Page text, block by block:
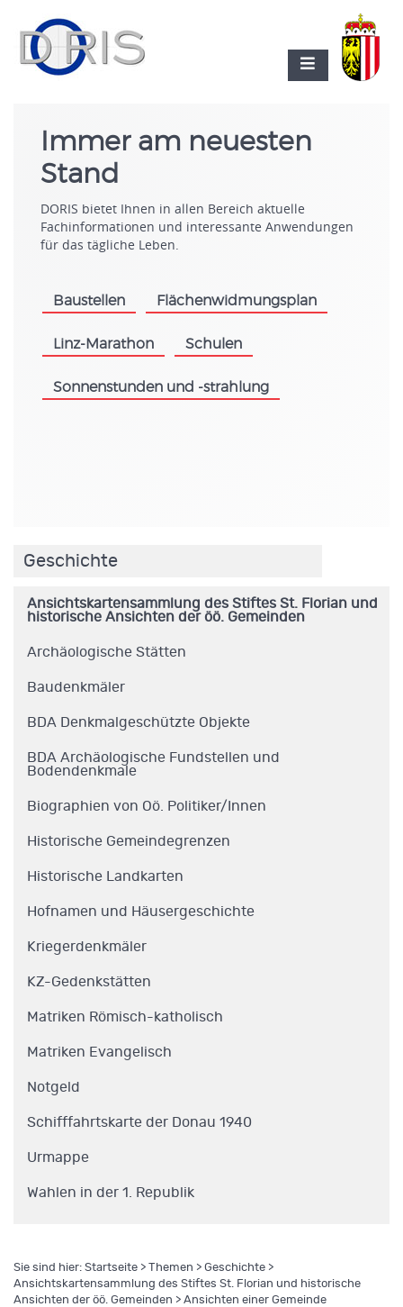
Immer am neuesten
Stand
DORIS bietet Ihnen in allen Bereich aktuelle
Fachinformationen und interessante Anwendungen
für das tägliche Leben.
Baustellen Flächenwidmungsplan
Linz-Marathon Schulen
Sonnenstunden und -strahlung
Geschichte
Ansichtskartensammlung des Stiftes St. Florian und
historische Ansichten der öö. Gemeinden
Archäologische Stätten
Baudenkmäler
BDA Denkmalgeschützte Objekte
BDA Archäologische Fundstellen und
Bodendenkmale
Biographien von Oö. Politiker/Innen
Historische Gemeindegrenzen
Historische Landkarten
Hofnamen und Häusergeschichte
Kriegerdenkmäler
KZ-Gedenkstätten
Matriken Römisch-katholisch
Matriken Evangelisch
Notgeld
Schifffahrtskarte der Donau 1940
Urmappe
Wahlen in der 1. Republik
Sie sind hier: Startseite > Themen > Geschichte >
Ansichtskartensammlung des Stiftes St. Florian und historische
Ansichten der öö. Gemeinden > Ansichten einer Gemeinde